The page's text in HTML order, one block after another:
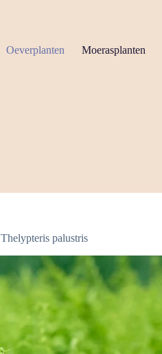
Oeverplanten Moerasplanten
Thelypteris palustris